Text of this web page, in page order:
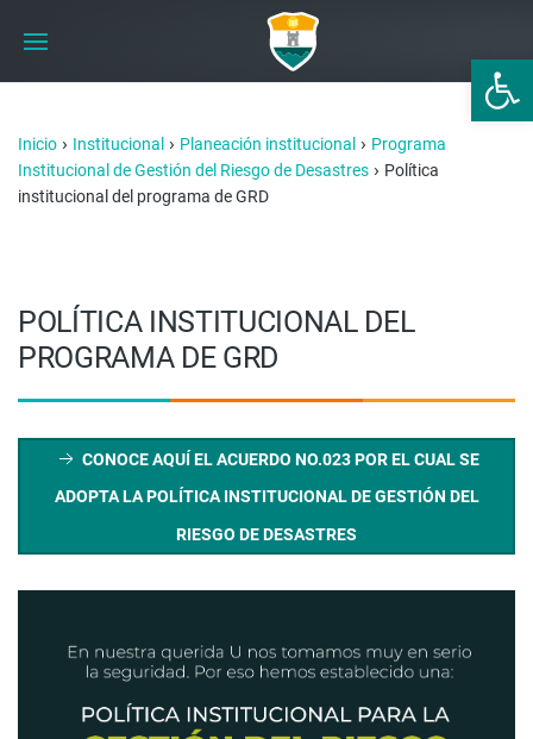
Abrir
Inicio › Institucional › Planeación institucional › Programa
Institucional de Gestión del Riesgo de Desastres › Política
institucional del programa de GRD
POLÍTICA INSTITUCIONAL DEL
PROGRAMA DE GRD
CONOCE AQUÍ EL ACUERDO NO.023 POR EL CUAL SE
ADOPTA LA POLÍTICA INSTITUCIONAL DE GESTIÓN DEL
RIESGO DE DESASTRES